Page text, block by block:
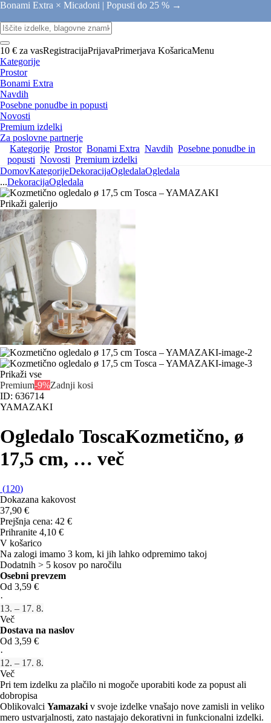
Bonami Extra × Micadoni | Popusti do 25 % →
10 € za vasRegistracijaPrijavaPrimerjava KošaricaMenu
Kategorije
Prostor
Bonami Extra
Navdih
Posebne ponudbe in popusti
Novosti
Premium izdelki
Za poslovne partnerje
Kategorije Prostor Bonami Extra Navdih Posebne ponudbe in
popusti Novosti Premium izdelki
DomovKategorijeDekoracijaOgledalaOgledala
...DekoracijaOgledala
Prikaži galerijo
Prikaži vse
Premium-9%Zadnji kosi
ID: 636714
YAMAZAKI
Ogledalo ToscaKozmetično, ø
17,5 cm, … več
(120)
Dokazana kakovost
37,90 €
Prejšnja cena: 42 €
Prihranite 4,10 €
V košarico
Na zalogi imamo 3 kom, ki jih lahko odpremimo takoj
Dodatnih > 5 kosov po naročilu
Osebni prevzem
Od 3,59 €
·
13. – 17. 8.
Več
Dostava na naslov
Od 3,59 €
·
12. – 17. 8.
Več
Pri tem izdelku za plačilo ni mogoče uporabiti kode za popust ali
dobropisa
Oblikovalci Yamazaki v svoje izdelke vnašajo nove zamisli in veliko
mero ustvarjalnosti, zato nastajajo dekorativni in funkcionalni izdelki.